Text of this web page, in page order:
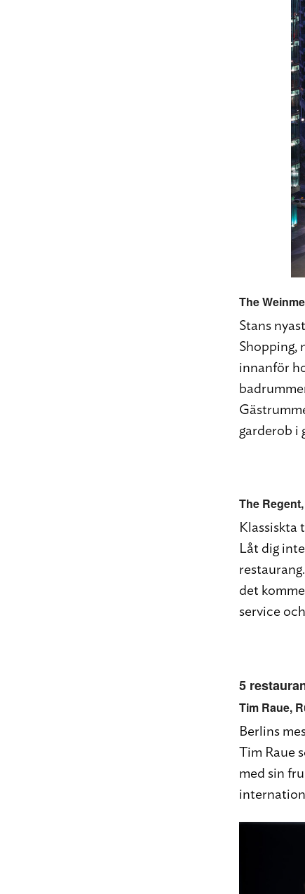
The
Stans
Shopping,
innanför
garderob i
The Regent
Klassiskta
Låt dig
det
service
5
Tim Raue,
Berlins
Tim Raue
med sin